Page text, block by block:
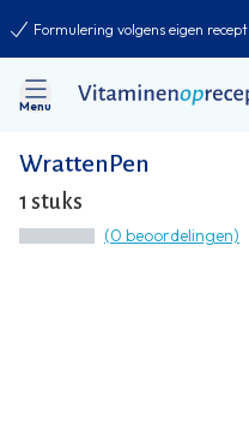
Formulering volgens eigen recept
Menu
WrattenPen
1 stuks
(0 beoordelingen)